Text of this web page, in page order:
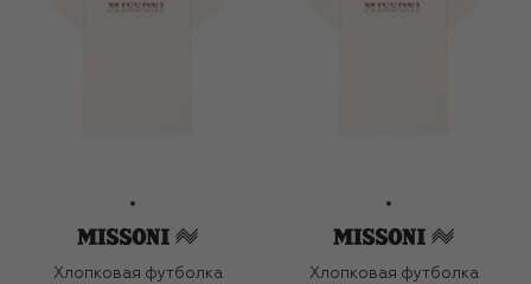
Хлопковая футболка Хлопковая футболка